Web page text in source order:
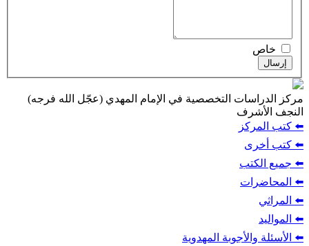
التخصصية في الإمام المهدي (عجّل الله فرجه)
المهدوية